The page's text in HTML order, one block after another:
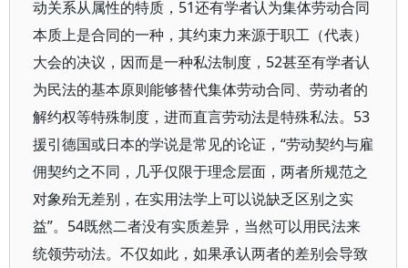
动关系从属性的特质，51还有学者认为集体劳动合同
本质上是合同的一种，其约束力来源于职工（代表）
大会的决议，因而是一种私法制度，52甚至有学者认
为民法的基本原则能够替代集体劳动合同、劳动者的
解约权等特殊制度，进而直言劳动法是特殊私法。53
援引德国或日本的学说是常见的论证，“劳动契约与雇
佣契约之不同，几乎仅限于理念层面，两者所规范之
对象殆无差别，在实用法学上可以说缺乏区别之实
益”。54既然二者没有实质差异，当然可以用民法来
统领劳动法。不仅如此，如果承认两者的差别会导致